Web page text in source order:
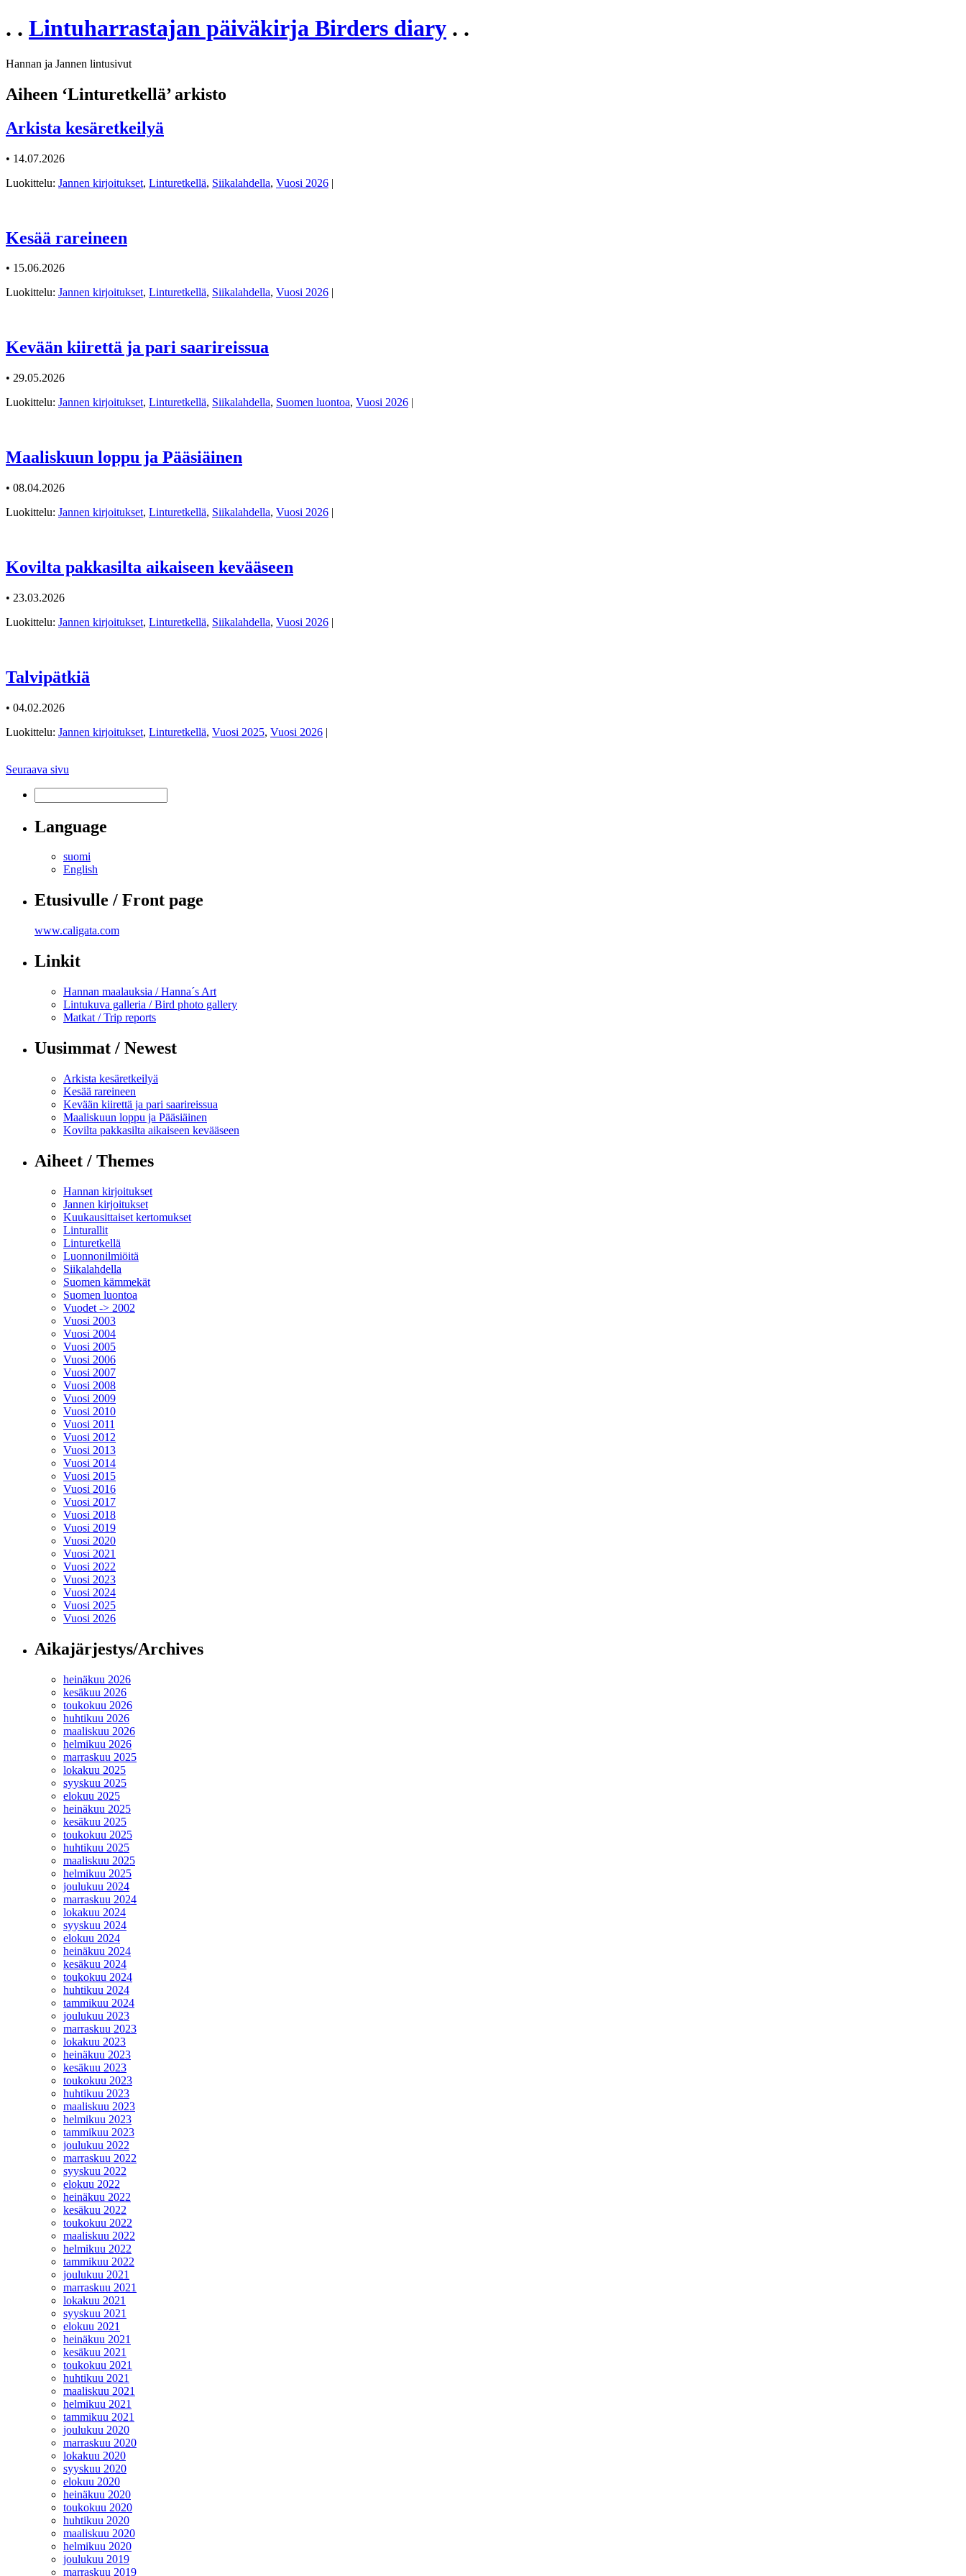
. . Lintuharrastajan päiväkirja Birders diary . .
Hannan ja Jannen lintusivut
Aiheen ‘Linturetkellä’ arkisto
Arkista kesäretkeilyä
• 14.07.2026
Luokittelu: Jannen kirjoitukset, Linturetkellä, Siikalahdella, Vuosi 2026 |
Kesää rareineen
• 15.06.2026
Luokittelu: Jannen kirjoitukset, Linturetkellä, Siikalahdella, Vuosi 2026 |
Kevään kiirettä ja pari saarireissua
• 29.05.2026
Luokittelu: Jannen kirjoitukset, Linturetkellä, Siikalahdella, Suomen luontoa, Vuosi 2026 |
Maaliskuun loppu ja Pääsiäinen
• 08.04.2026
Luokittelu: Jannen kirjoitukset, Linturetkellä, Siikalahdella, Vuosi 2026 |
Kovilta pakkasilta aikaiseen kevääseen
• 23.03.2026
Luokittelu: Jannen kirjoitukset, Linturetkellä, Siikalahdella, Vuosi 2026 |
Talvipätkiä
• 04.02.2026
Luokittelu: Jannen kirjoitukset, Linturetkellä, Vuosi 2025, Vuosi 2026 |
Seuraava sivu
Language
suomi
English
Etusivulle / Front page
www.caligata.com
Linkit
Hannan maalauksia / Hanna´s Art
Lintukuva galleria / Bird photo gallery
Matkat / Trip reports
Uusimmat / Newest
Arkista kesäretkeilyä
Kesää rareineen
Kevään kiirettä ja pari saarireissua
Maaliskuun loppu ja Pääsiäinen
Kovilta pakkasilta aikaiseen kevääseen
Aiheet / Themes
Hannan kirjoitukset
Jannen kirjoitukset
Kuukausittaiset kertomukset
Linturallit
Linturetkellä
Luonnonilmiöitä
Siikalahdella
Suomen kämmekät
Suomen luontoa
Vuodet -> 2002
Vuosi 2003
Vuosi 2004
Vuosi 2005
Vuosi 2006
Vuosi 2007
Vuosi 2008
Vuosi 2009
Vuosi 2010
Vuosi 2011
Vuosi 2012
Vuosi 2013
Vuosi 2014
Vuosi 2015
Vuosi 2016
Vuosi 2017
Vuosi 2018
Vuosi 2019
Vuosi 2020
Vuosi 2021
Vuosi 2022
Vuosi 2023
Vuosi 2024
Vuosi 2025
Vuosi 2026
Aikajärjestys/Archives
heinäkuu 2026
kesäkuu 2026
toukokuu 2026
huhtikuu 2026
maaliskuu 2026
helmikuu 2026
marraskuu 2025
lokakuu 2025
syyskuu 2025
elokuu 2025
heinäkuu 2025
kesäkuu 2025
toukokuu 2025
huhtikuu 2025
maaliskuu 2025
helmikuu 2025
joulukuu 2024
marraskuu 2024
lokakuu 2024
syyskuu 2024
elokuu 2024
heinäkuu 2024
kesäkuu 2024
toukokuu 2024
huhtikuu 2024
tammikuu 2024
joulukuu 2023
marraskuu 2023
lokakuu 2023
heinäkuu 2023
kesäkuu 2023
toukokuu 2023
huhtikuu 2023
maaliskuu 2023
helmikuu 2023
tammikuu 2023
joulukuu 2022
marraskuu 2022
syyskuu 2022
elokuu 2022
heinäkuu 2022
kesäkuu 2022
toukokuu 2022
maaliskuu 2022
helmikuu 2022
tammikuu 2022
joulukuu 2021
marraskuu 2021
lokakuu 2021
syyskuu 2021
elokuu 2021
heinäkuu 2021
kesäkuu 2021
toukokuu 2021
huhtikuu 2021
maaliskuu 2021
helmikuu 2021
tammikuu 2021
joulukuu 2020
marraskuu 2020
lokakuu 2020
syyskuu 2020
elokuu 2020
heinäkuu 2020
toukokuu 2020
huhtikuu 2020
maaliskuu 2020
helmikuu 2020
joulukuu 2019
marraskuu 2019